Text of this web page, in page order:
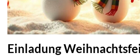
Einladung